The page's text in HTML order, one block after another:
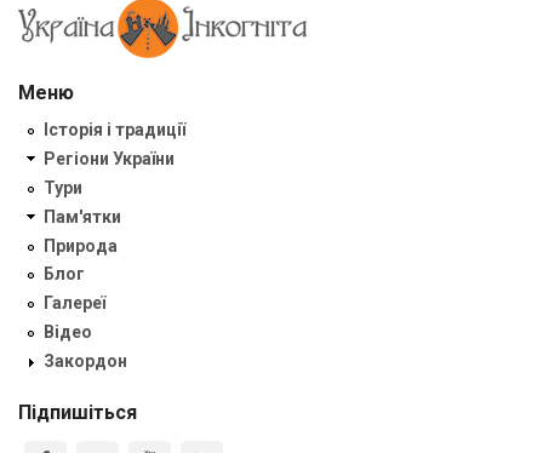
Меню
Історія і традиції
Регіони України
Тури
Пам'ятки
Природа
Блог
Галереї
Відео
Закордон
Підпишіться